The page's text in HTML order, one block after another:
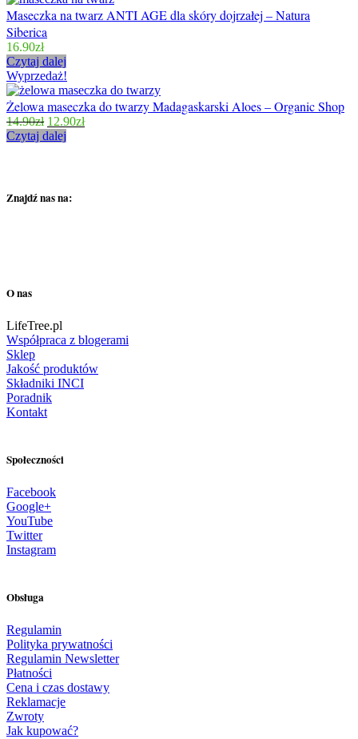
Maseczka na twarz ANTI AGE dla skóry dojrzałej – Natura
Siberica
16.90zł
Czytaj dalej
Wyprzedaż!
Żelowa maseczka do twarzy Madagaskarski Aloes – Organic Shop
14.90zł 12.90zł
Czytaj dalej
Znajdź nas na:
O nas
LifeTree.pl
Współpraca z blogerami
Sklep
Jakość produktów
Składniki INCI
Poradnik
Kontakt
Społeczności
Facebook
Google+
YouTube
Twitter
Instagram
Obsługa
Regulamin
Polityka prywatności
Regulamin Newsletter
Płatności
Cena i czas dostawy
Reklamacje
Zwroty
Jak kupować?